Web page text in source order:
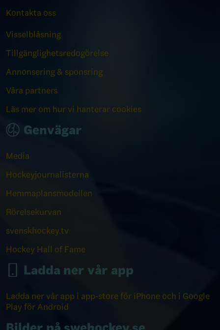
Kontakta oss
Visselblåsning
Tillgänglighetsredogörelse
Annonsering & sponsring
Våra partners
Läs mer om hur vi hanterar cookies
Genvägar
Media
Hockeyjournalisterna
Hemmaplansmodellen
Rörelsekurvan
svenskhockey.tv
Hockey Hall of Fame
Ladda ner vår app
Ladda ner vår app i app-store för iPhone och i Google
Play för Android